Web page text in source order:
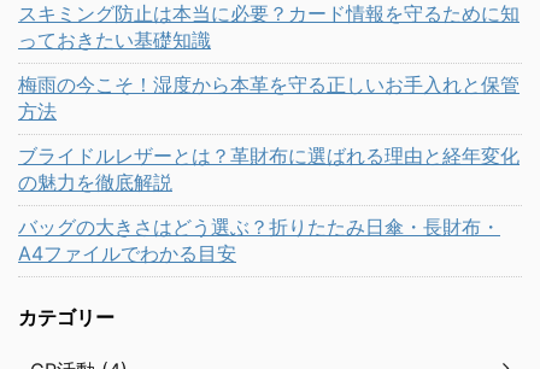
スキミング防止は本当に必要？カード情報を守るために知
っておきたい基礎知識
梅雨の今こそ！湿度から本革を守る正しいお手入れと保管
方法
ブライドルレザーとは？革財布に選ばれる理由と経年変化
の魅力を徹底解説
バッグの大きさはどう選ぶ？折りたたみ日傘・長財布・
A4ファイルでわかる目安
カテゴリー